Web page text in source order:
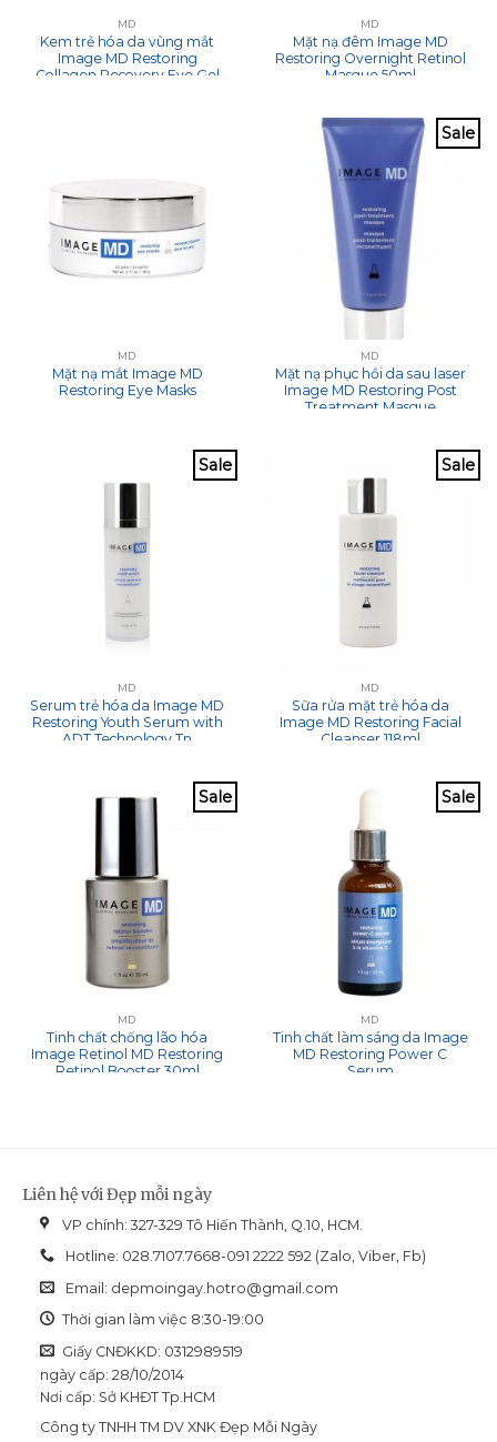
MD
Kem trẻ hóa da vùng mắt
Image MD Restoring
Collagen Recovery Eye Gel
MD
Mặt nạ đêm Image MD
Restoring Overnight Retinol
Masque 50ml
MD
Mặt nạ mắt Image MD
Restoring Eye Masks
Sale
MD
Mặt nạ phục hồi da sau laser
Image MD Restoring Post
Treatment Masque
Sale
MD
Serum trẻ hóa da Image MD
Restoring Youth Serum with
ADT Technology Tn
Sale
MD
Sữa rửa mặt trẻ hóa da
Image MD Restoring Facial
Cleanser 118ml
Sale
MD
Tinh chất chống lão hóa
Image Retinol MD Restoring
Retinol Booster 30ml
Sale
MD
Tinh chất làm sáng da Image
MD Restoring Power C
Serum
Liên hệ với Đẹp mỗi ngày
VP chính: 327-329 Tô Hiến Thành, Q.10, HCM.
Hotline: 028.7107.7668-091 2222 592 (Zalo, Viber, Fb)
Email: depmoingay.hotro@gmail.com
Thời gian làm việc 8:30-19:00
Giấy CNĐKKD: 0312989519
ngày cấp: 28/10/2014
Nơi cấp: Sở KHĐT Tp.HCM
Công ty TNHH TM DV XNK Đẹp Mỗi Ngày